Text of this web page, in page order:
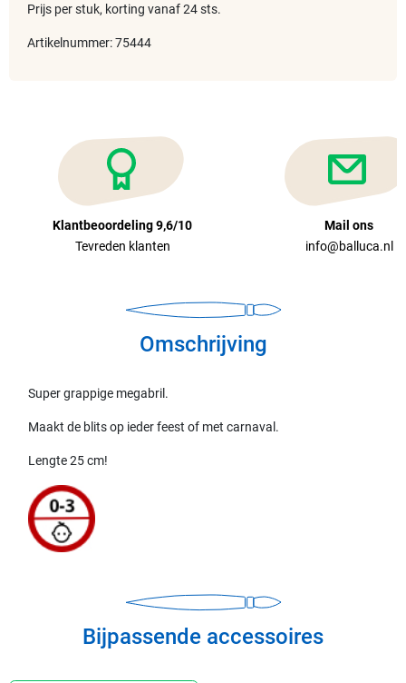
Prijs per stuk, korting vanaf 24 sts.
Artikelnummer: 75444
Klantbeoordeling 9,6/10
Tevreden klanten
Mail ons
info@balluca.nl
Omschrijving
Super grappige megabril.
Maakt de blits op ieder feest of met carnaval.
Lengte 25 cm!
Bijpassende accessoires